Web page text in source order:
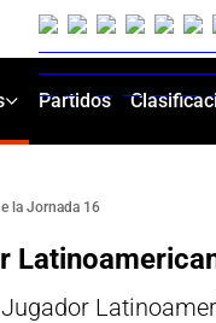
Partidos
la Jornada 16